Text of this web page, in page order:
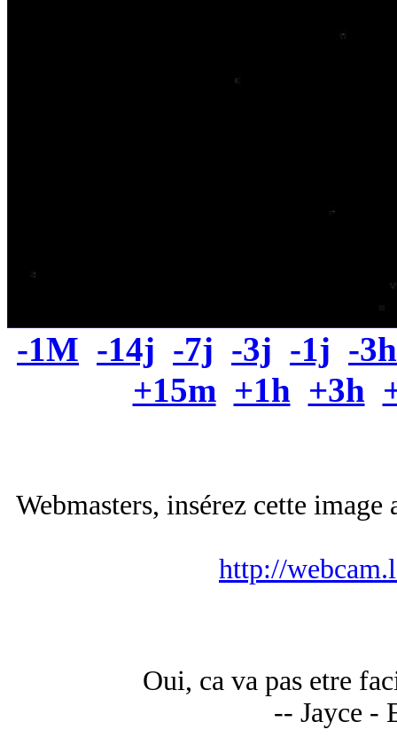
-1M -14j -7j -3j -1j -3h
+15m +1h +3h
Webmasters, insérez cette
http://
Oui, ca va pas etre
-- Jayce -